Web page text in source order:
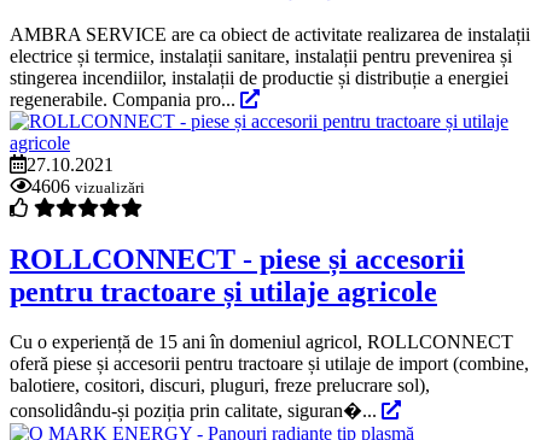
AMBRA SERVICE are ca obiect de activitate realizarea de instalații
electrice și termice, instalații sanitare, instalații pentru prevenirea și
stingerea incendiilor, instalații de productie și distribuție a energiei
regenerabile. Compania pro...
27.10.2021
4606 vizualizări
ROLLCONNECT - piese și accesorii
pentru tractoare și utilaje agricole
Cu o experiență de 15 ani în domeniul agricol, ROLLCONNECT
oferă piese și accesorii pentru tractoare și utilaje de import (combine,
balotiere, cositori, discuri, pluguri, freze prelucrare sol),
consolidându-și poziția prin calitate, siguran�...